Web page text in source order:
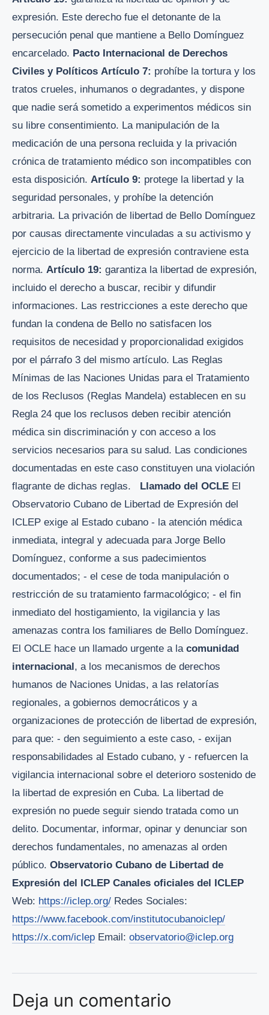
expresión. Este derecho fue el detonante de la
persecución penal que mantiene a Bello Domínguez
encarcelado. Pacto Internacional de Derechos
Civiles y Políticos Artículo 7: prohíbe la tortura y los
tratos crueles, inhumanos o degradantes, y dispone
que nadie será sometido a experimentos médicos sin
su libre consentimiento. La manipulación de la
medicación de una persona recluida y la privación
crónica de tratamiento médico son incompatibles con
esta disposición. Artículo 9: protege la libertad y la
seguridad personales, y prohíbe la detención
arbitraria. La privación de libertad de Bello Domínguez
por causas directamente vinculadas a su activismo y
ejercicio de la libertad de expresión contraviene esta
norma. Artículo 19: garantiza la libertad de expresión,
incluido el derecho a buscar, recibir y difundir
informaciones. Las restricciones a este derecho que
fundan la condena de Bello no satisfacen los
requisitos de necesidad y proporcionalidad exigidos
por el párrafo 3 del mismo artículo. Las Reglas
Mínimas de las Naciones Unidas para el Tratamiento
de los Reclusos (Reglas Mandela) establecen en su
Regla 24 que los reclusos deben recibir atención
médica sin discriminación y con acceso a los
servicios necesarios para su salud. Las condiciones
documentadas en este caso constituyen una violación
flagrante de dichas reglas.
Llamado del OCLE El
Observatorio Cubano de Libertad de Expresión del
ICLEP exige al Estado cubano - la atención médica
inmediata, integral y adecuada para Jorge Bello
Domínguez, conforme a sus padecimientos
documentados; - el cese de toda manipulación o
restricción de su tratamiento farmacológico; - el fin
inmediato del hostigamiento, la vigilancia y las
amenazas contra los familiares de Bello Domínguez.
El OCLE hace un llamado urgente a la comunidad
internacional , a los mecanismos de derechos
humanos de Naciones Unidas, a las relatorías
regionales, a gobiernos democráticos y a
organizaciones de protección de libertad de expresión,
para que: - den seguimiento a este caso, - exijan
responsabilidades al Estado cubano, y - refuercen la
vigilancia internacional sobre el deterioro sostenido de
la libertad de expresión en Cuba. La libertad de
expresión no puede seguir siendo tratada como un
delito. Documentar, informar, opinar y denunciar son
derechos fundamentales, no amenazas al orden
público. Observatorio Cubano de Libertad de
Expresión del ICLEP Canales oficiales del ICLEP
Web: https://iclep.org/ Redes Sociales:
https://www.facebook.com/institutocubanoiclep/
https://x.com/iclep Email: observatorio@iclep.org
Deja un comentario